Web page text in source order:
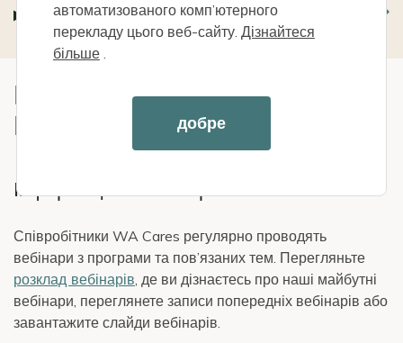
Часті запитання
ВЕБІНАРИ ТА
ПРЕЗЕНТАЦІЇ
Інформаційні вебінари
Співробітники WA Cares регулярно проводять
вебінари з програми та пов’язаних тем. Перегляньте
розклад вебінарів, де ви дізнаєтесь про наші майбутні
вебінари, переглянете записи попередніх вебінарів або
завантажите слайди вебінарів.
автоматизованого комп’ютерного
перекладу цього веб-сайту. Дізнайтеся
більше.
добре